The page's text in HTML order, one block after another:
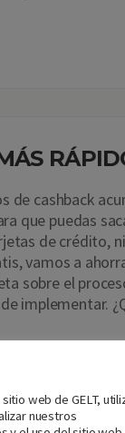
de cashback
que puedas
de crédito,
vamos a
sobre el
implementar.
sitio web de GELT,
nuestros